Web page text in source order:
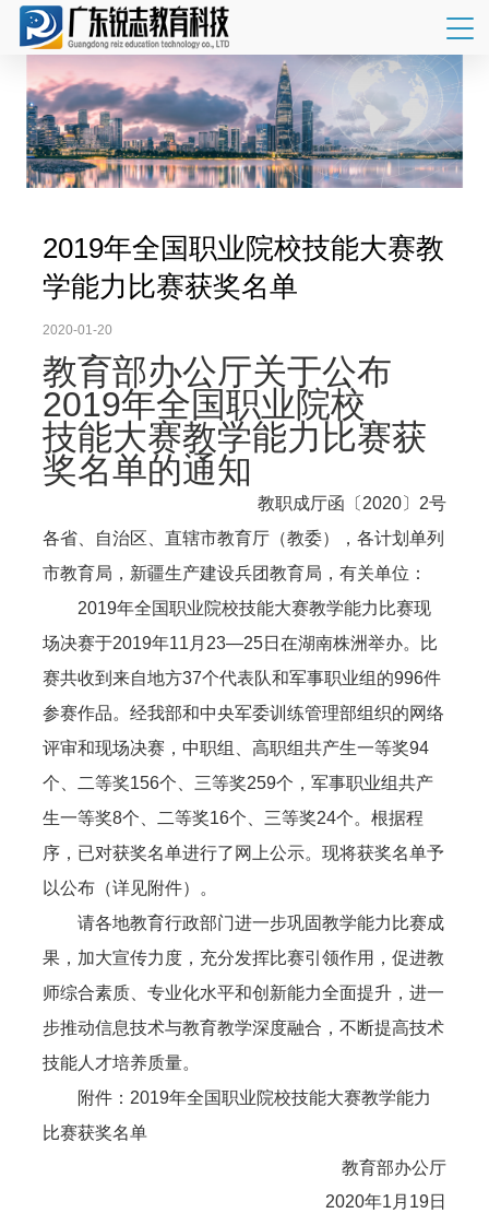
2019年全国职业院校技能大赛教
学能力比赛获奖名单
2020-01-20
教育部办公厅关于公布
2019年全国职业院校
技能大赛教学能力比赛获
奖名单的通知
教职成厅函〔2020〕2号
各省、自治区、直辖市教育厅（教委），各计划单列
市教育局，新疆生产建设兵团教育局，有关单位：
2019年全国职业院校技能大赛教学能力比赛现
场决赛于2019年11月23—25日在湖南株洲举办。比
赛共收到来自地方37个代表队和军事职业组的996件
参赛作品。经我部和中央军委训练管理部组织的网络
评审和现场决赛，中职组、高职组共产生一等奖94
个、二等奖156个、三等奖259个，军事职业组共产
生一等奖8个、二等奖16个、三等奖24个。根据程
序，已对获奖名单进行了网上公示。现将获奖名单予
以公布（详见附件）。
请各地教育行政部门进一步巩固教学能力比赛成
果，加大宣传力度，充分发挥比赛引领作用，促进教
师综合素质、专业化水平和创新能力全面提升，进一
步推动信息技术与教育教学深度融合，不断提高技术
技能人才培养质量。
附件： 2019年全国职业院校技能大赛教学能力
比赛获奖名单
教育部办公厅
2020年1月19日